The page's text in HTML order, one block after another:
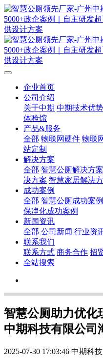
企业首页
公司介绍
关于中期 中期技术优势
体验馆
产品&服务
全部 物联网硬件 物联
站定制
解决方案
全部 智慧公厕解决方案
决方案 智慧家居解决
成功案例
全部 智慧公厕成功案例
保净化成功案例
新闻资讯
全部 公司新闻 行业资
联系我们
联系方式 商务合作 招
全站搜索
智慧公厕助力优化
中期科技有限公司
2025-07-30 17:03:46 中期科技